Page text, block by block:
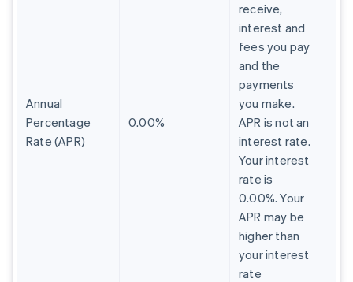
Annual
Percentage
Rate (APR)
0.00%
receive,
interest and
fees you pay
and the
payments
you make.
APR is not an
interest rate.
Your interest
rate is
0.00%. Your
APR may be
higher than
your interest
rate